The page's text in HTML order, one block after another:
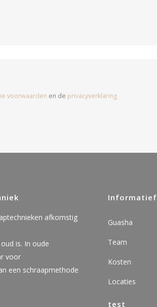
voorwaarden en de privacyverklaring
afkomstig
is. In oude
voor
een schraapmethode
Informatief
Guasha
Team
Kosten
Locaties
test